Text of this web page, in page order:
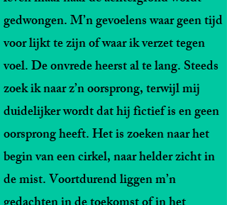
gedwongen. M’n gevoelens waar geen tijd
voor lijkt te zijn of waar ik verzet tegen
voel. De onvrede heerst al te lang. Steeds
zoek ik naar z’n oorsprong, terwijl mij
duidelijker wordt dat hij fictief is en geen
oorsprong heeft. Het is zoeken naar het
begin van een cirkel, naar helder zicht in
de mist. Voortdurend liggen m’n